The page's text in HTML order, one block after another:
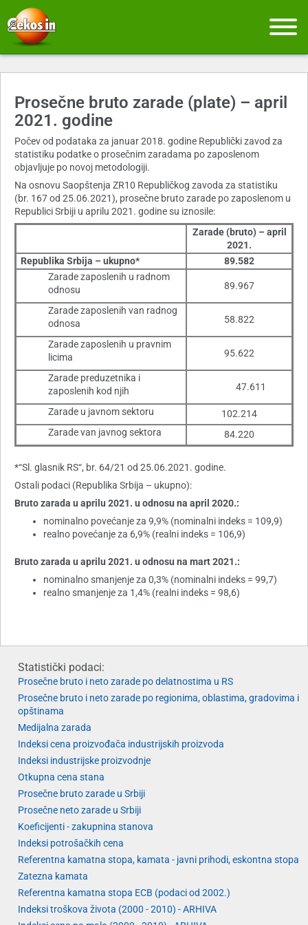
Prosečne bruto zarade (plate) – april
2021. godine
Počev od podataka za januar 2018. godine Republički zavod za
statistiku podatke o prosečnim zaradama po zaposlenom
objavljuje po novoj metodologiji.
Na osnovu Saopštenja ZR10 Republičkog zavoda za statistiku
(br. 167 od 25.06.2021), prosečne bruto zarade po zaposlenom u
Republici Srbiji u aprilu 2021. godine su iznosile:
Zarade (bruto) – april
2021.
Republika Srbija – ukupno*
89.582
Zarade zaposlenih u radnom
odnosu
89.967
Zarade zaposlenih van radnog
odnosa
58.822
Zarade zaposlenih u pravnim
licima
95.622
Zarade preduzetnika i
zaposlenih kod njih
47.611
Zarade u javnom sektoru
102.214
Zarade van javnog sektora
84.220
*“Sl. glasnik RS“, br. 64/21 od 25.06.2021. godine.
Ostali podaci (Republika Srbija – ukupno):
Bruto zarada u aprilu 2021. u odnosu na april 2020.:
nominalno povećanje za 9,9% (nominalni indeks = 109,9)
realno povećanje za 6,9% (realni indeks = 106,9)
Bruto zarada u aprilu 2021. u odnosu na mart 2021.:
nominalno smanjenje za 0,3% (nominalni indeks = 99,7)
realno smanjenje za 1,4% (realni indeks = 98,6)
Statistički podaci:
Prosečne bruto i neto zarade po delatnostima u RS
Prosečne bruto i neto zarade po regionima, oblastima, gradovima i
opštinama
Medijalna zarada
Indeksi cena proizvođača industrijskih proizvoda
Indeksi industrijske proizvodnje
Otkupna cena stana
Prosečne bruto zarade u Srbiji
Prosečne neto zarade u Srbiji
Koeficijenti - zakupnina stanova
Indeksi potrošačkih cena
Referentna kamatna stopa, kamata - javni prihodi, eskontna stopa
Zatezna kamata
Referentna kamatna stopa ECB (podaci od 2002.)
Indeksi troškova života (2000 - 2010) - ARHIVA